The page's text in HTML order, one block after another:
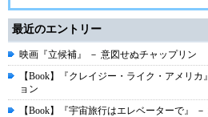
最近のエントリー
映画『立候補』 － 意図せぬチャップリン
【Book】『クレイジー・ライク・アメリ
ョン
【Book】『宇宙旅行はエレベーターで』